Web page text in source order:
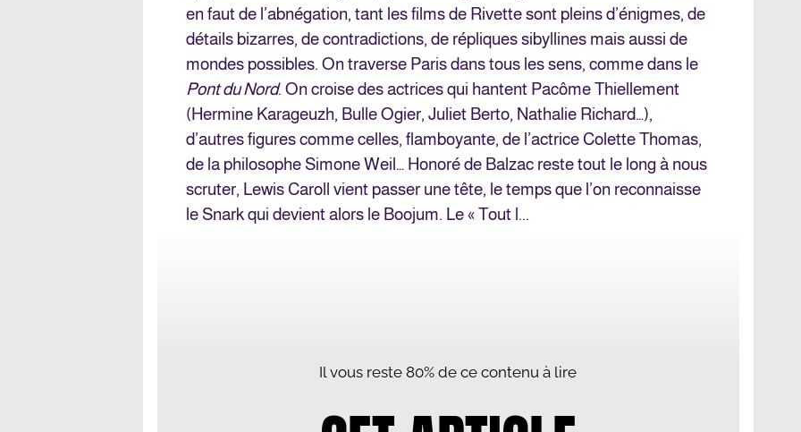
en faut de l’abnégation, tant les films de Rivette sont pleins d’énigmes, de
détails bizarres, de contradictions, de répliques sibyllines mais aussi de
mondes possibles. On traverse Paris dans tous les sens, comme dans le
Pont du Nord. On croise des actrices qui hantent Pacôme Thiellement
(Hermine Karageuzh, Bulle Ogier, Juliet Berto, Nathalie Richard…),
d’autres figures comme celles, flamboyante, de l’actrice Colette Thomas,
de la philosophe Simone Weil… Honoré de Balzac reste tout le long à nous
scruter, Lewis Caroll vient passer une tête, le temps que l’on reconnaisse
le Snark qui devient alors le Boojum. Le « Tout l...
Il vous reste 80% de ce contenu à lire